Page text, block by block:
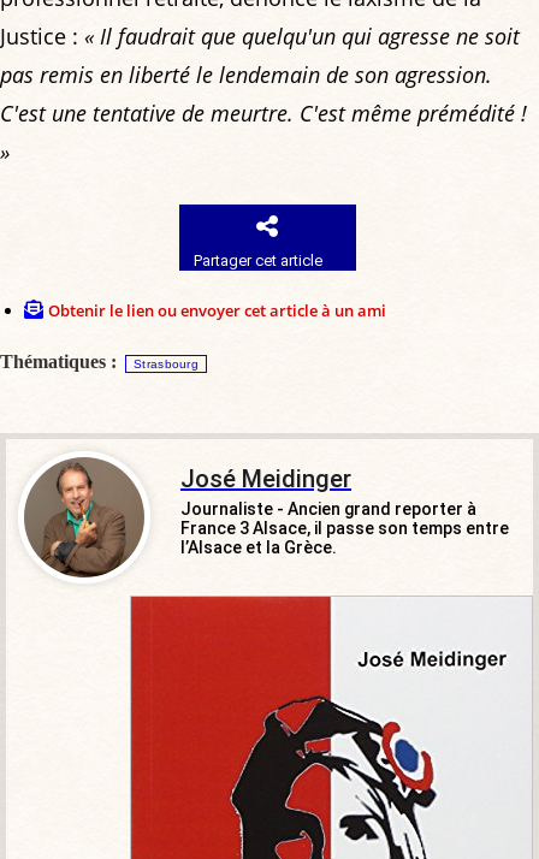
Justice : « Il faudrait que quelqu'un qui agresse ne soit
pas remis en liberté le lendemain de son agression.
C'est une tentative de meurtre. C'est même prémédité !
»
Partager cet article
Obtenir le lien ou envoyer cet article à un ami
Thématiques : Strasbourg
José Meidinger
Journaliste - Ancien grand reporter à
France 3 Alsace, il passe son temps entre
l’Alsace et la Grèce.